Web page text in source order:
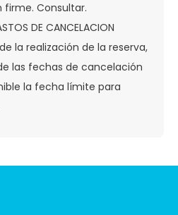
firme. Consultar.
DE CANCELACION
la realización de la reserva,
las fechas de cancelación
la fecha límite para